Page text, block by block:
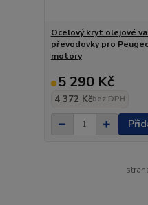
Ocelový kryt olejové
převodovky pro
motory
5 290 Kč
4 372 Kčbez DPH